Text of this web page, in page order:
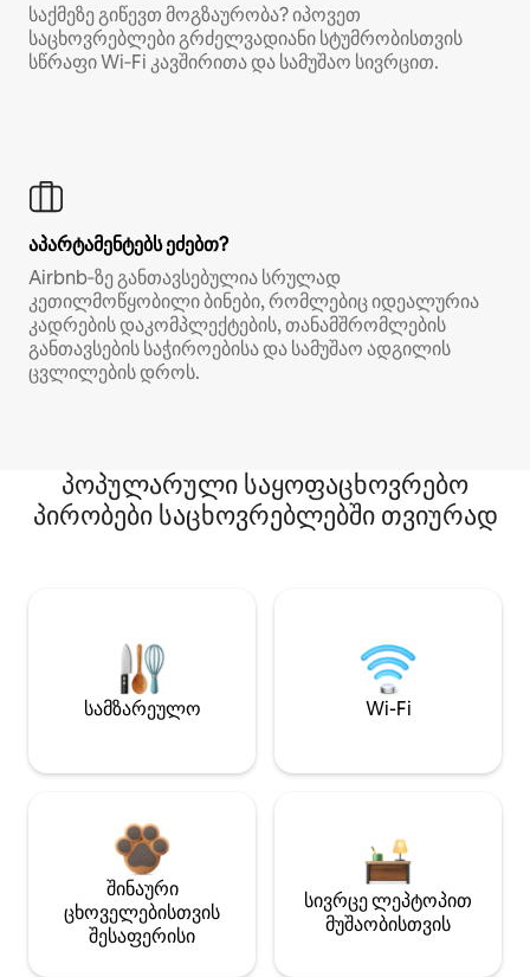
საქმეზე გიწევთ მოგზაურობა? იპოვეთ
საცხოვრებლები გრძელვადიანი სტუმრობისთვის
სწრაფი Wi‑Fi კავშირითა და სამუშაო სივრცით.
აპარტამენტებს ეძებთ?
Airbnb‑ზე განთავსებულია სრულად
კეთილმოწყობილი ბინები, რომლებიც იდეალურია
კადრების დაკომპლექტების, თანამშრომლების
განთავსების საჭიროებისა და სამუშაო ადგილის
ცვლილების დროს.
პოპულარული საყოფაცხოვრებო
პირობები საცხოვრებლებში თვიურად
სამზარეულო Wi-Fi
შინაური
ცხოველებისთვის
შესაფერისი
სივრცე ლეპტოპით
მუშაობისთვის